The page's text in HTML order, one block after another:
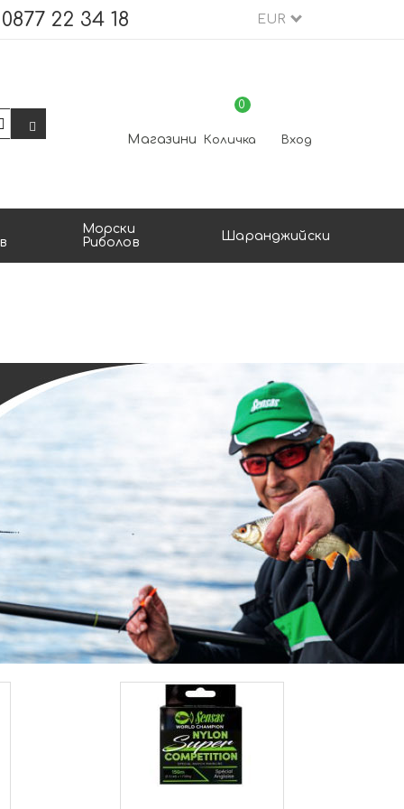
0877 22 34 18 EUR
Магазини Количка
0
Вход
Морски
Риболов
Шаранджийски